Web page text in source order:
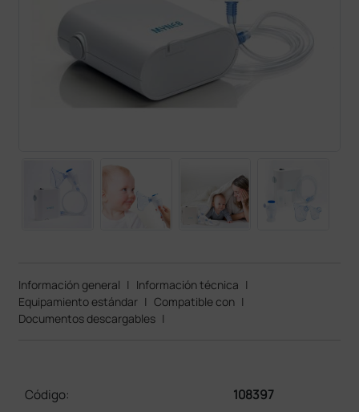
Información general | Información técnica |
Equipamiento estándar | Compatible con |
Documentos descargables |
Código:
108397